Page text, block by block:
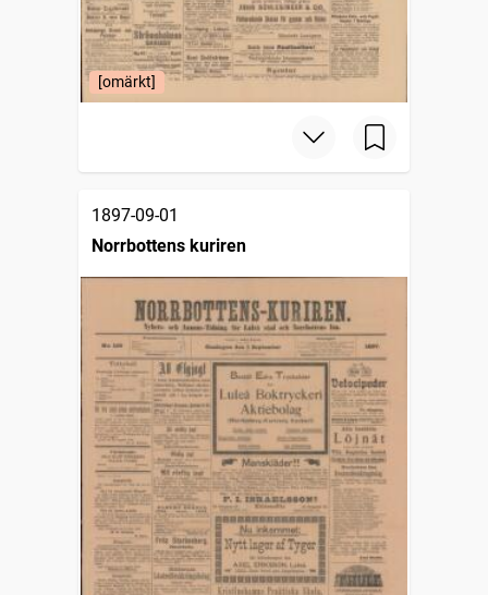
[omärkt]
1897-09-01
Norrbottens kuriren